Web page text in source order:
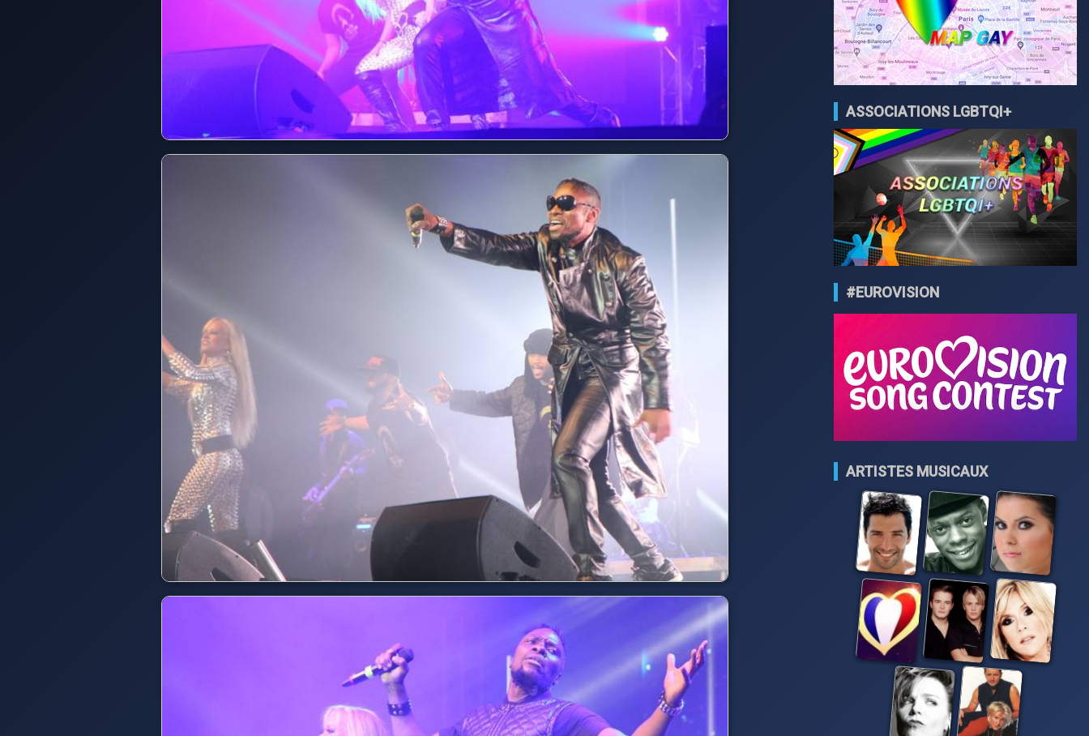
ASSOCIATIONS LGBTQI+
#EUROVISION
ARTISTES MUSICAUX